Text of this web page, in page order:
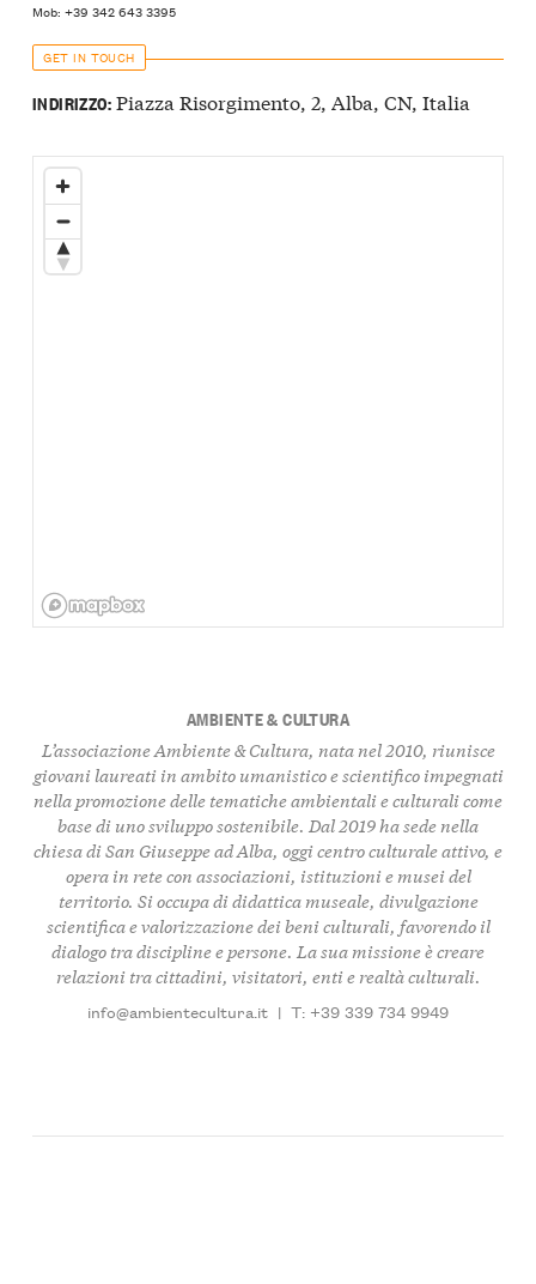
Mob: +39 342 643 3395
GET IN TOUCH
INDIRIZZO:Piazza Risorgimento, 2, Alba, CN, Italia
AMBIENTE & CULTURA
L’associazione Ambiente & Cultura, nata nel 2010, riunisce
giovani laureati in ambito umanistico e scientifico impegnati
nella promozione delle tematiche ambientali e culturali come
base di uno sviluppo sostenibile. Dal 2019 ha sede nella
chiesa di San Giuseppe ad Alba, oggi centro culturale attivo, e
opera in rete con associazioni, istituzioni e musei del
territorio. Si occupa di didattica museale, divulgazione
scientifica e valorizzazione dei beni culturali, favorendo il
dialogo tra discipline e persone. La sua missione è creare
relazioni tra cittadini, visitatori, enti e realtà culturali.
info@ambientecultura.it | T: +39 339 734 9949